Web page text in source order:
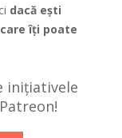
dacă ești
îți poate
inițiativele